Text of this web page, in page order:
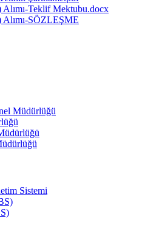
Alımı-Teklif Mektubu.docx
Alımı-SÖZLEŞME
Müdürlüğü
Sistemi